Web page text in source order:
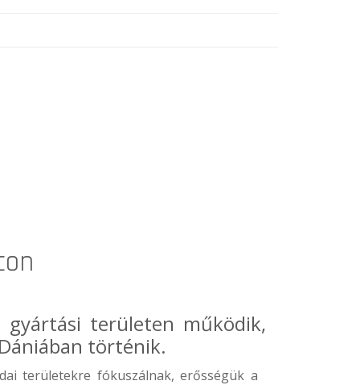
területen működik,
történik.
területekre fókuszálnak, erősségük a